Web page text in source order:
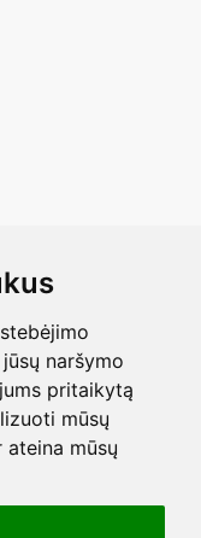
naršymo
pritaikytą
mūsų
mūsų
saugomos.